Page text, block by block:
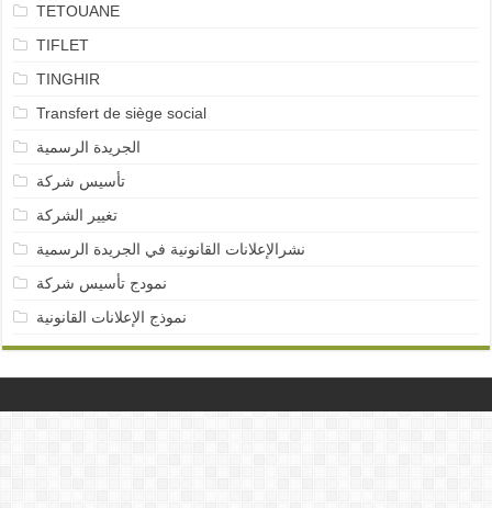
TETOUANE
TIFLET
TINGHIR
Transfert de siège social
الجريدة الرسمية
تأسيس شركة
تغيير الشركة
نشرالإعلانات القانونية في الجريدة الرسمية
نمودج تأسيس شركة
نموذج الإعلانات القانونية